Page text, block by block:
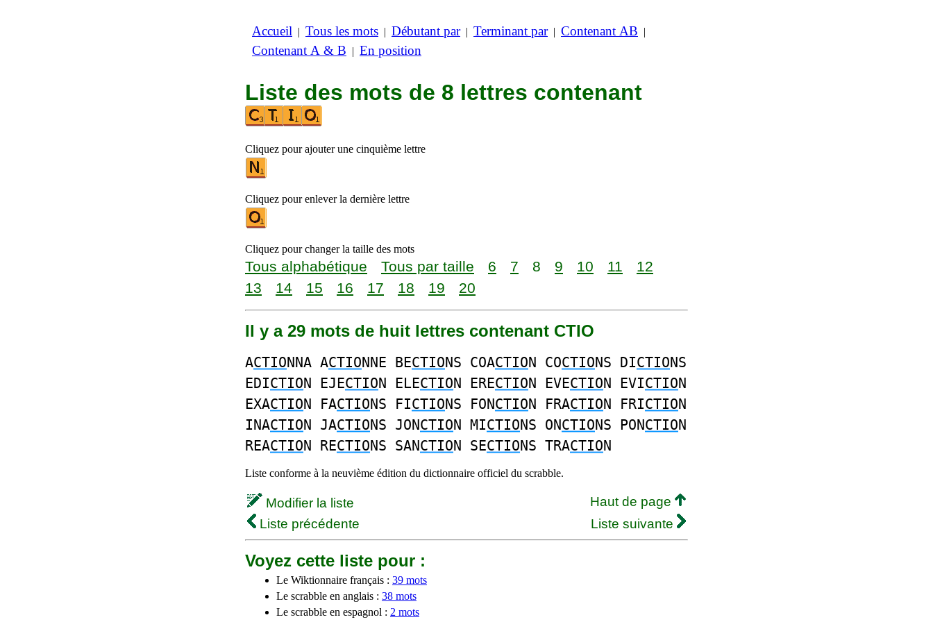
Accueil | Tous les mots | Débutant par| Terminant par| Contenant AB |
Contenant A & B | En position
Liste des mots de 8 lettres contenant
Cliquez pour ajouter une cinquième lettre
Cliquez pour enlever la dernière lettre
Cliquez pour changer la taille des mots
Tous alphabétique Tous par taille 6 7 8 9 10 11
12
13
14 15 16 17 18 19 20
Il y a 29 mots de huit lettres contenant CTIO
ACTIONNA ACTIONNE BECTIONS COACTION COCTIONS DICTIONS
EDICTION EJECTION ELECTION ERECTION EVECTION EVICTION
EXACTION FACTIONS FICTIONS FONCTION FRACTION FRICTION
INACTION JACTIONS JONCTION MICTIONS ONCTIONS PONCTION
REACTION RECTIONS SANCTION SECTIONS TRACTION
Liste conforme à la neuvième édition du dictionnaire officiel du scrabble.
Modifier la liste
Haut de page
Liste précédente
Liste suivante
Voyez cette liste pour :
Le Wiktionnaire français : 39 mots
Le scrabble en anglais : 38 mots
Le scrabble en espagnol : 2 mots